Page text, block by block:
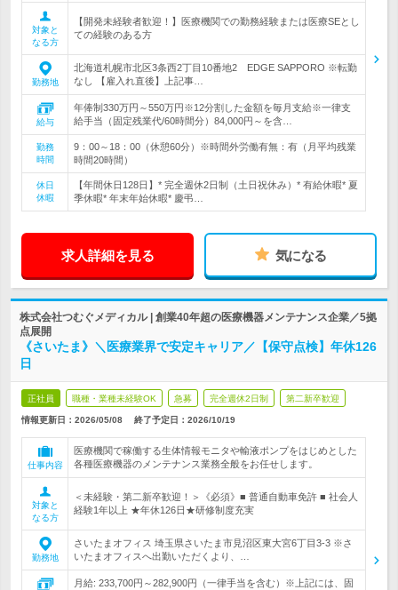
対象と
なる方
【開発未経験者歓迎！】医療機関での勤務経験または医療SEとし
ての経験のある方
勤務地
北海道札幌市北区3条西2丁目10番地2 EDGE SAPPORO ※転勤
なし 【雇入れ直後】上記事…
給与
年俸制330万円～550万円※12分割した金額を毎月支給※一律支
給手当（固定残業代/60時間分）84,000円～を含…
勤務
時間
9：00～18：00（休憩60分）※時間外労働有無：有（月平均残業
時間20時間）
休日
休暇
【年間休日128日】* 完全週休2日制（土日祝休み）* 有給休暇* 夏
季休暇* 年末年始休暇* 慶弔…
求人詳細を見る 気になる
株式会社つむぐメディカル | 創業40年超の医療機器メンテナンス企業／5拠
点展開
《さいたま》＼医療業界で安定キャリア／【保守点検】年休126
日
正社員 職種・業種未経験OK 急募 完全週休2日制 第二新卒歓迎
情報更新日：2026/05/08 終了予定日： 2026/10/19
仕事内容
医療機関で稼働する生体情報モニタや輸液ポンプをはじめとした
各種医療機器のメンテナンス業務全般をお任せします。
対象と
なる方
＜未経験・第二新卒歓迎！＞《必須》■ 普通自動車免許 ■ 社会人
経験1年以上 ★年休126日★研修制度充実
勤務地
さいたまオフィス 埼玉県さいたま市見沼区東大宮6丁目3-3 ※さ
いたまオフィスへ出勤いただくより、…
月給: 233,700円～282,900円（一律手当を含む）※上記には、固